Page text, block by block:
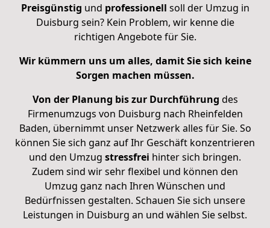
Preisgünstig und professionell soll der Umzug in
Duisburg sein? Kein Problem, wir kenne die
richtigen Angebote für Sie.
Wir kümmern uns um alles, damit Sie sich keine
Sorgen machen müssen.
Von der Planung bis zur Durchführung des
Firmenumzugs von Duisburg nach Rheinfelden
Baden, übernimmt unser Netzwerk alles für Sie. So
können Sie sich ganz auf Ihr Geschäft konzentrieren
und den Umzug stressfrei hinter sich bringen.
Zudem sind wir sehr flexibel und können den
Umzug ganz nach Ihren Wünschen und
Bedürfnissen gestalten. Schauen Sie sich unsere
Leistungen in Duisburg an und wählen Sie selbst.